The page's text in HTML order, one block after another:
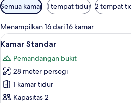
Filter
tersedia
untuk
kamar
Semua kamar 1 tempat tidur 2 tempat
Menampilkan 16 dari 16 kamar
Lihat
semua
foto
untuk
Kamar
Standar
5
Kamar Standar
Pemandangan bukit
28 meter persegi
1 kamar tidur
Kapasitas 2